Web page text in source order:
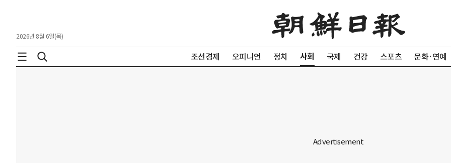
2026년 8월 6일(목)
조선경제 오피니언 정치 사회 국제 건강 스포츠 문화·연예